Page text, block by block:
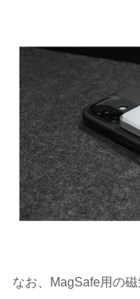
なお、MagSafe用の